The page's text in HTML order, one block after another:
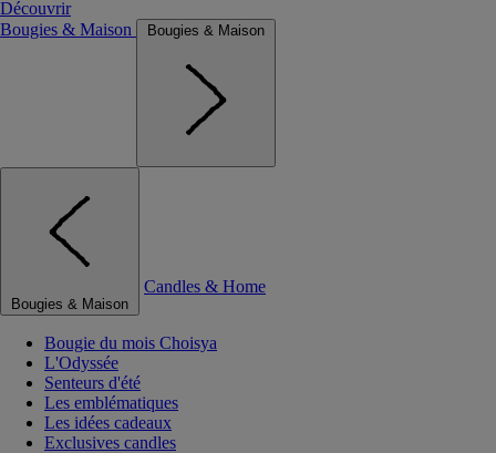
Découvrir
Bougies & Maison
Bougies & Maison
Bougies & Maison
Candles & Home
Bougie du mois Choisya
L'Odyssée
Senteurs d'été
Les emblématiques
Les idées cadeaux
Exclusives candles